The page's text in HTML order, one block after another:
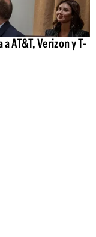
AT&T, Verizon y T-